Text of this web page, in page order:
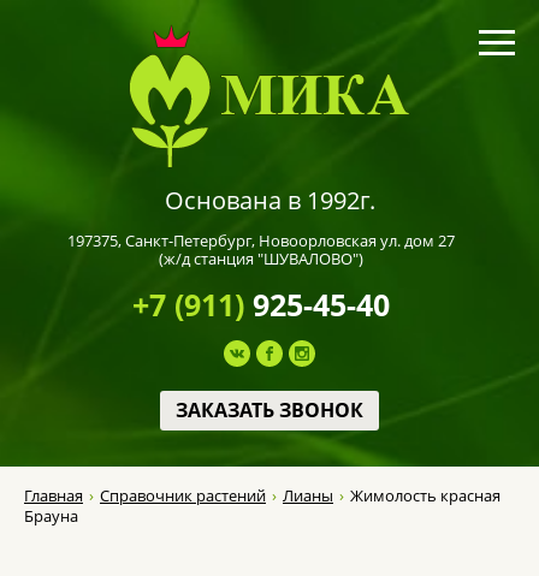
Основана в 1992г.
197375,Санкт-Петербург, Новоорловская ул. дом 27
(ж/д станция "ШУВАЛОВО")
+7 (911)925-45-40
ЗАКАЗАТЬ ЗВОНОК
Главная Справочник растений Лианы
Жимолость красная
Брауна